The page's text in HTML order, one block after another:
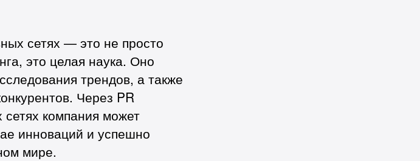
сетях — это не просто
это целая наука. Оно
трендов, а также
Через PR
компания может
инноваций и успешно
мире.